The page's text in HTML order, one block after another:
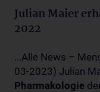
Julian Maier
2022
...Alle News –
03-2023) Julian
Pharmakologie